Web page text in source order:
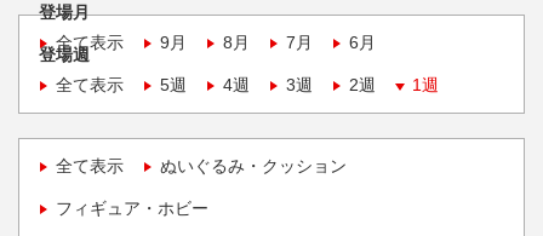
登場月
全て表示
9月 8月 7月 6月
登場週
全て表示
5週 4週 3週 2週 1週
全て表示 ぬいぐるみ・クッション
フィギュア・ホビー